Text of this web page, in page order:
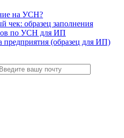
на УСН?
чек: образец заполнения
по УСН для ИП
предприятия (образец для ИП)